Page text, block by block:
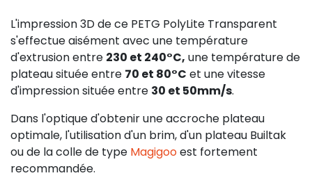
L'impression 3D de ce PETG PolyLite Transparent
s'effectue aisément avec une température
d'extrusion entre 230 et 240°C, une température de
plateau située entre 70 et 80°C et une vitesse
d'impression située entre 30 et 50mm/s.
Dans l'optique d'obtenir une accroche plateau
optimale, l'utilisation d'un brim, d'un plateau Builtak
ou de la colle de type Magigooest fortement
recommandée.